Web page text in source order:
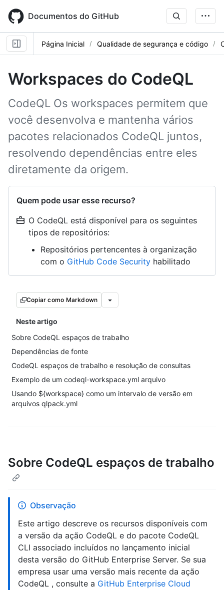
main
content
Documentos do GitHub
Página Inicial Qualidade de segurança e código
Workspaces do CodeQL
CodeQL Os workspaces permitem que
você desenvolva e mantenha vários
pacotes relacionados CodeQL juntos,
resolvendo dependências entre eles
diretamente da origem.
Quem pode usar esse recurso?
O CodeQL está disponível para os seguintes
tipos de repositórios:
Repositórios pertencentes à organização
com o GitHub Code Security habilitado
Copiar como Markdown
Neste artigo
Sobre CodeQL espaços de trabalho
Dependências de fonte
CodeQL espaços de trabalho e resolução de consultas
Exemplo de um codeql-workspace.yml arquivo
Usando ${workspace} como um intervalo de versão em
arquivos qlpack.yml
Sobre CodeQL espaços de trabalho
Observação
Este artigo descreve os recursos disponíveis com
a versão da ação CodeQL e do pacote CodeQL
CLI associado incluídos no lançamento inicial
desta versão do GitHub Enterprise Server. Se sua
empresa usar uma versão mais recente da ação
CodeQL , consulte a GitHub Enterprise Cloud